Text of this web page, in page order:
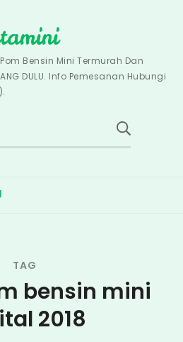
Bensin Mini Termurah Dan
DULU. Info Pemesanan Hubungi
TAG
bensin mini
2018